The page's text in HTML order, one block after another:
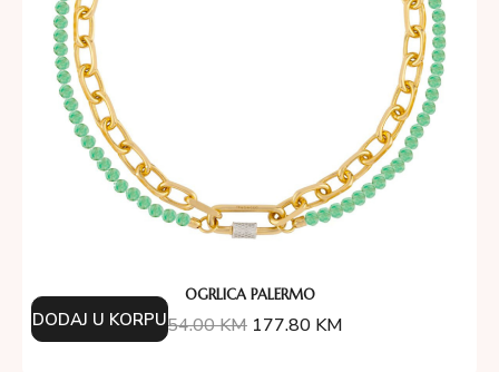
OGRLICA PALERMO
254.00KM 177.80 KM
DODAJ U KORPU